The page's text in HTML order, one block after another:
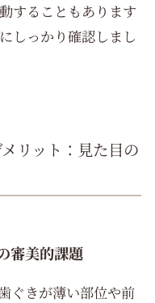
することもあります
しっかり確認しまし
リット：見た目の
審美的課題
ぐきが薄い部位や前